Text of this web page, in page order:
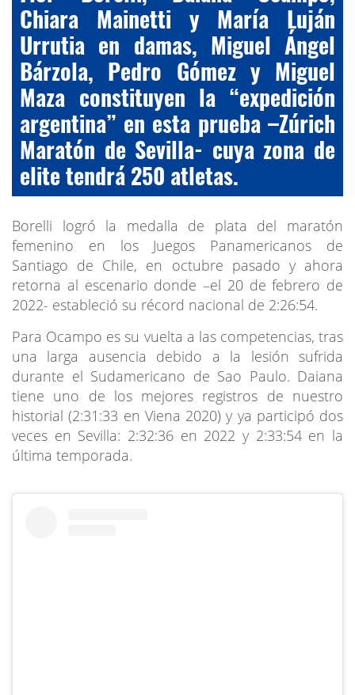
Chiara Mainetti y María Luján
Urrutia en damas, Miguel Ángel
Bárzola, Pedro Gómez y Miguel
Maza constituyen la “expedición
argentina” en esta prueba –Zúrich
Maratón de Sevilla- cuya zona de
elite tendrá 250 atletas.
Borelli logró la medalla de plata del maratón
femenino en los Juegos Panamericanos de
Santiago de Chile, en octubre pasado y ahora
retorna al escenario donde –el 20 de febrero de
2022- estableció su récord nacional de 2:26:54.
Para Ocampo es su vuelta a las competencias, tras
una larga ausencia debido a la lesión sufrida
durante el Sudamericano de Sao Paulo. Daiana
tiene uno de los mejores registros de nuestro
historial (2:31:33 en Viena 2020) y ya participó dos
veces en Sevilla: 2:32:36 en 2022 y 2:33:54 en la
última temporada.